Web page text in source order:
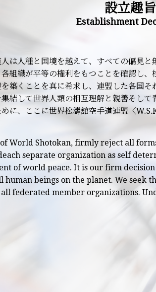
設立趣旨
Establishment
は人種と国境を越えて、すべての偏見
組織が平等の権利をもつことを確認し
築くことを真に希求し、連盟した各国
結して世界人類の相互理解と親善そし
に、ここに世界松濤舘空手道連盟〈
World Shotokan, firmly reject all
separate organization as self
of world peace. It is our firm
beings on the planet. We
federated member organizations.